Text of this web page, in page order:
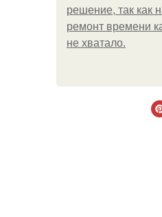
решение, так как
ремонт времени
не хватало.